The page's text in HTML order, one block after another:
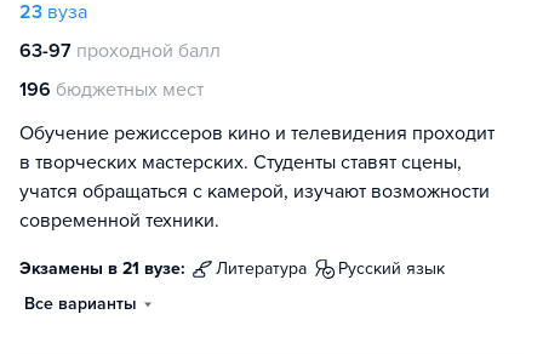
23 вуза
63-97 проходной балл
196 бюджетных мест
Обучение режиссеров кино и телевидения проходит
в творческих мастерских. Студенты ставят сцены,
учатся обращаться с камерой, изучают возможности
современной техники.
Экзамены в 21 вузе: литература
русский язык
Все варианты